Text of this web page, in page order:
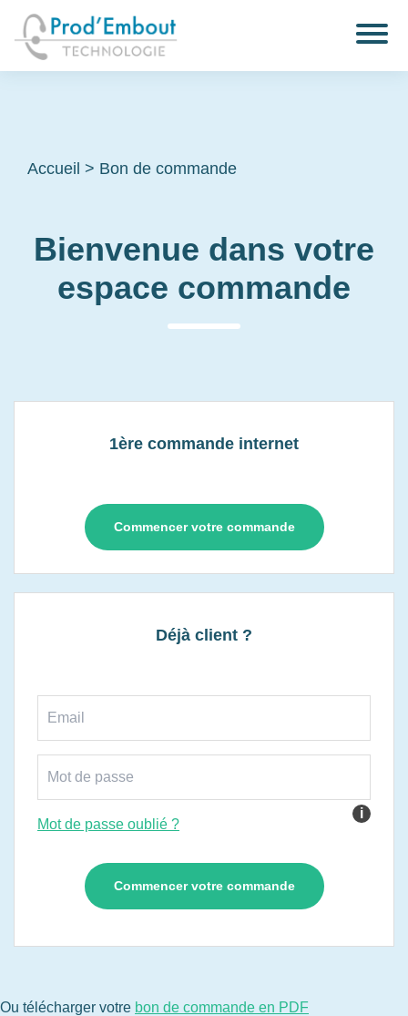
Accueil > Bon de commande
Bienvenue dans votre
espace commande
1ère commande internet
Commencer votre commande
Déjà client ?
i
Mot de passe oublié ?
Ou télécharger votre bon de commande en PDF